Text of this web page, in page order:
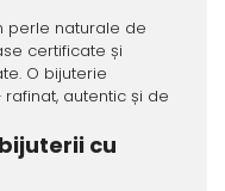
perle naturale de
certificate și
O bijuterie
rafinat, autentic și de
cu